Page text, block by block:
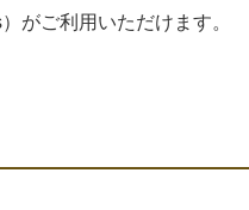
がご利用いただけます。